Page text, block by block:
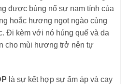
được bùng nổ sự nam tính của
hoắc hương ngọt ngào cùng
Đi kèm với nó húng quế và da
cho mùi hương trở nên tự
là sự kết hợp sự ấm áp và cay